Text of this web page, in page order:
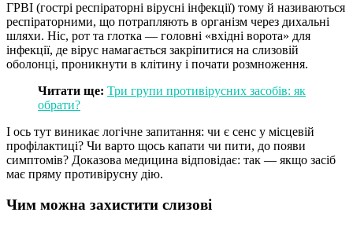
ГРВІ (гострі респіраторні вірусні інфекції) тому й називаються
респіраторними, що потрапляють в організм через дихальні
шляхи. Ніс, рот та глотка — головні «вхідні ворота» для
інфекції, де вірус намагається закріпитися на слизовій
оболонці, проникнути в клітину і почати розмноження.
Читати ще: Три групи противірусних засобів: як
обрати?
І ось тут виникає логічне запитання: чи є сенс у місцевій
профілактиці? Чи варто щось капати чи пити, до появи
симптомів? Доказова медицина відповідає: так — якщо засіб
має пряму противірусну дію.
Чим можна захистити слизові